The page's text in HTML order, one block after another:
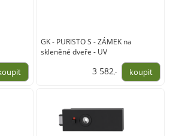
GK - PURISTO S - ZÁMEK na
skleněné dveře - UV
3 582 ,-